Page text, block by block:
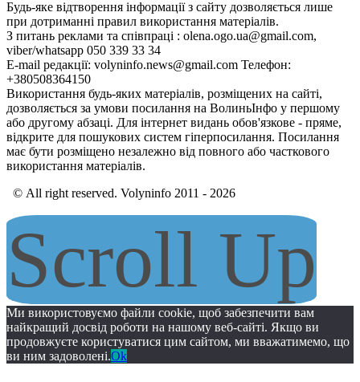
Будь-яке відтворення інформації з сайту дозволяється лише
при дотриманні правил використання матеріалів.
З питань реклами та співпраці : olena.ogo.ua@gmail.com,
viber/whatsapp 050 339 33 34
E-mail редакції: volyninfo.news@gmail.com Телефон:
+380508364150
Використання будь-яких матеріалів, розміщених на сайті,
дозволяється за умови посилання на ВолиньІнфо у першому
або другому абзаці. Для інтернет видань обов'язкове - пряме,
відкрите для пошукових систем гіперпосилання. Посилання
має бути розміщено незалежно від повного або часткового
використання матеріалів.
© All right reserved. Volyninfo 2011 - 2026
Scroll Up
Ми використовуємо файли cookie, щоб забезпечити вам
найкращий досвід роботи на нашому веб-сайті. Якщо ви
продовжуєте користуватися цим сайтом, ми вважатимемо, що
ви ним задоволені.Ok